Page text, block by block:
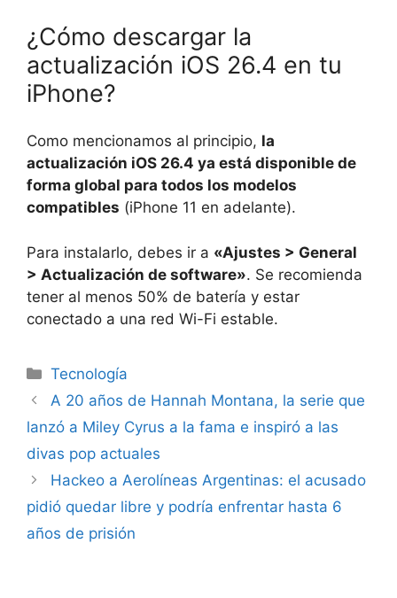
¿Cómo descargar la
actualización iOS 26.4 en tu
iPhone?
Como mencionamos al principio, la
actualización iOS 26.4 ya está disponible de
forma global para todos los modelos
compatibles (iPhone 11 en adelante).
Para instalarlo, debes ir a «Ajustes > General
> Actualización de software». Se recomienda
tener al menos 50% de batería y estar
conectado a una red Wi-Fi estable.
Tecnología
A 20 años de Hannah Montana, la serie que
lanzó a Miley Cyrus a la fama e inspiró a las
divas pop actuales
Hackeo a Aerolíneas Argentinas: el acusado
pidió quedar libre y podría enfrentar hasta 6
años de prisión